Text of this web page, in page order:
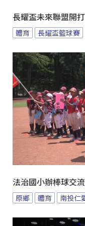
長耀盃未來聯盟開
體育 長耀盃籃球賽
法治國小辦棒球交
原鄉 體育 南投仁